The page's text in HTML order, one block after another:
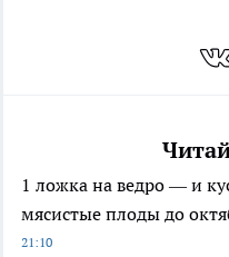
1 ложка на ведро — и
мясистые плоды до
21:10